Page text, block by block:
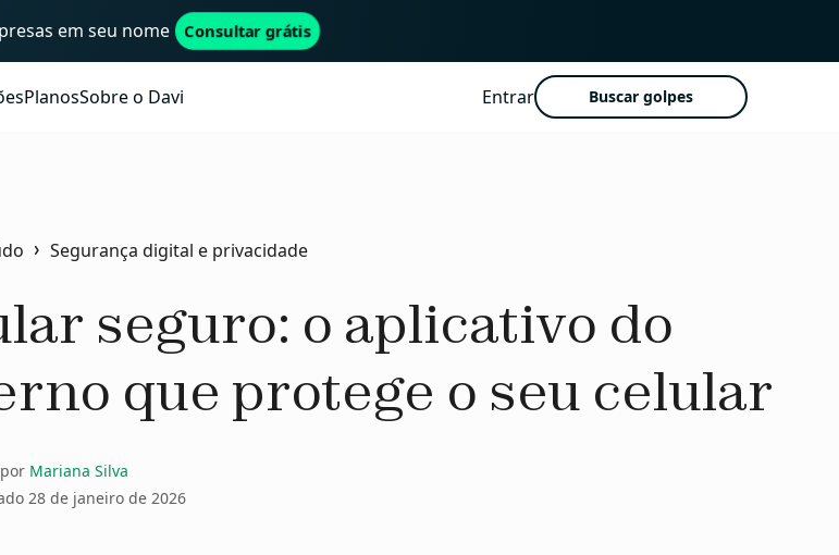
em seu nome Consultar grátis
PlanosSobre o Davi Entrar Buscar golpes
Segurança digital e privacidade
seguro: o aplicativo do
que protege o seu celular
Mariana Silva
28 de janeiro de 2026